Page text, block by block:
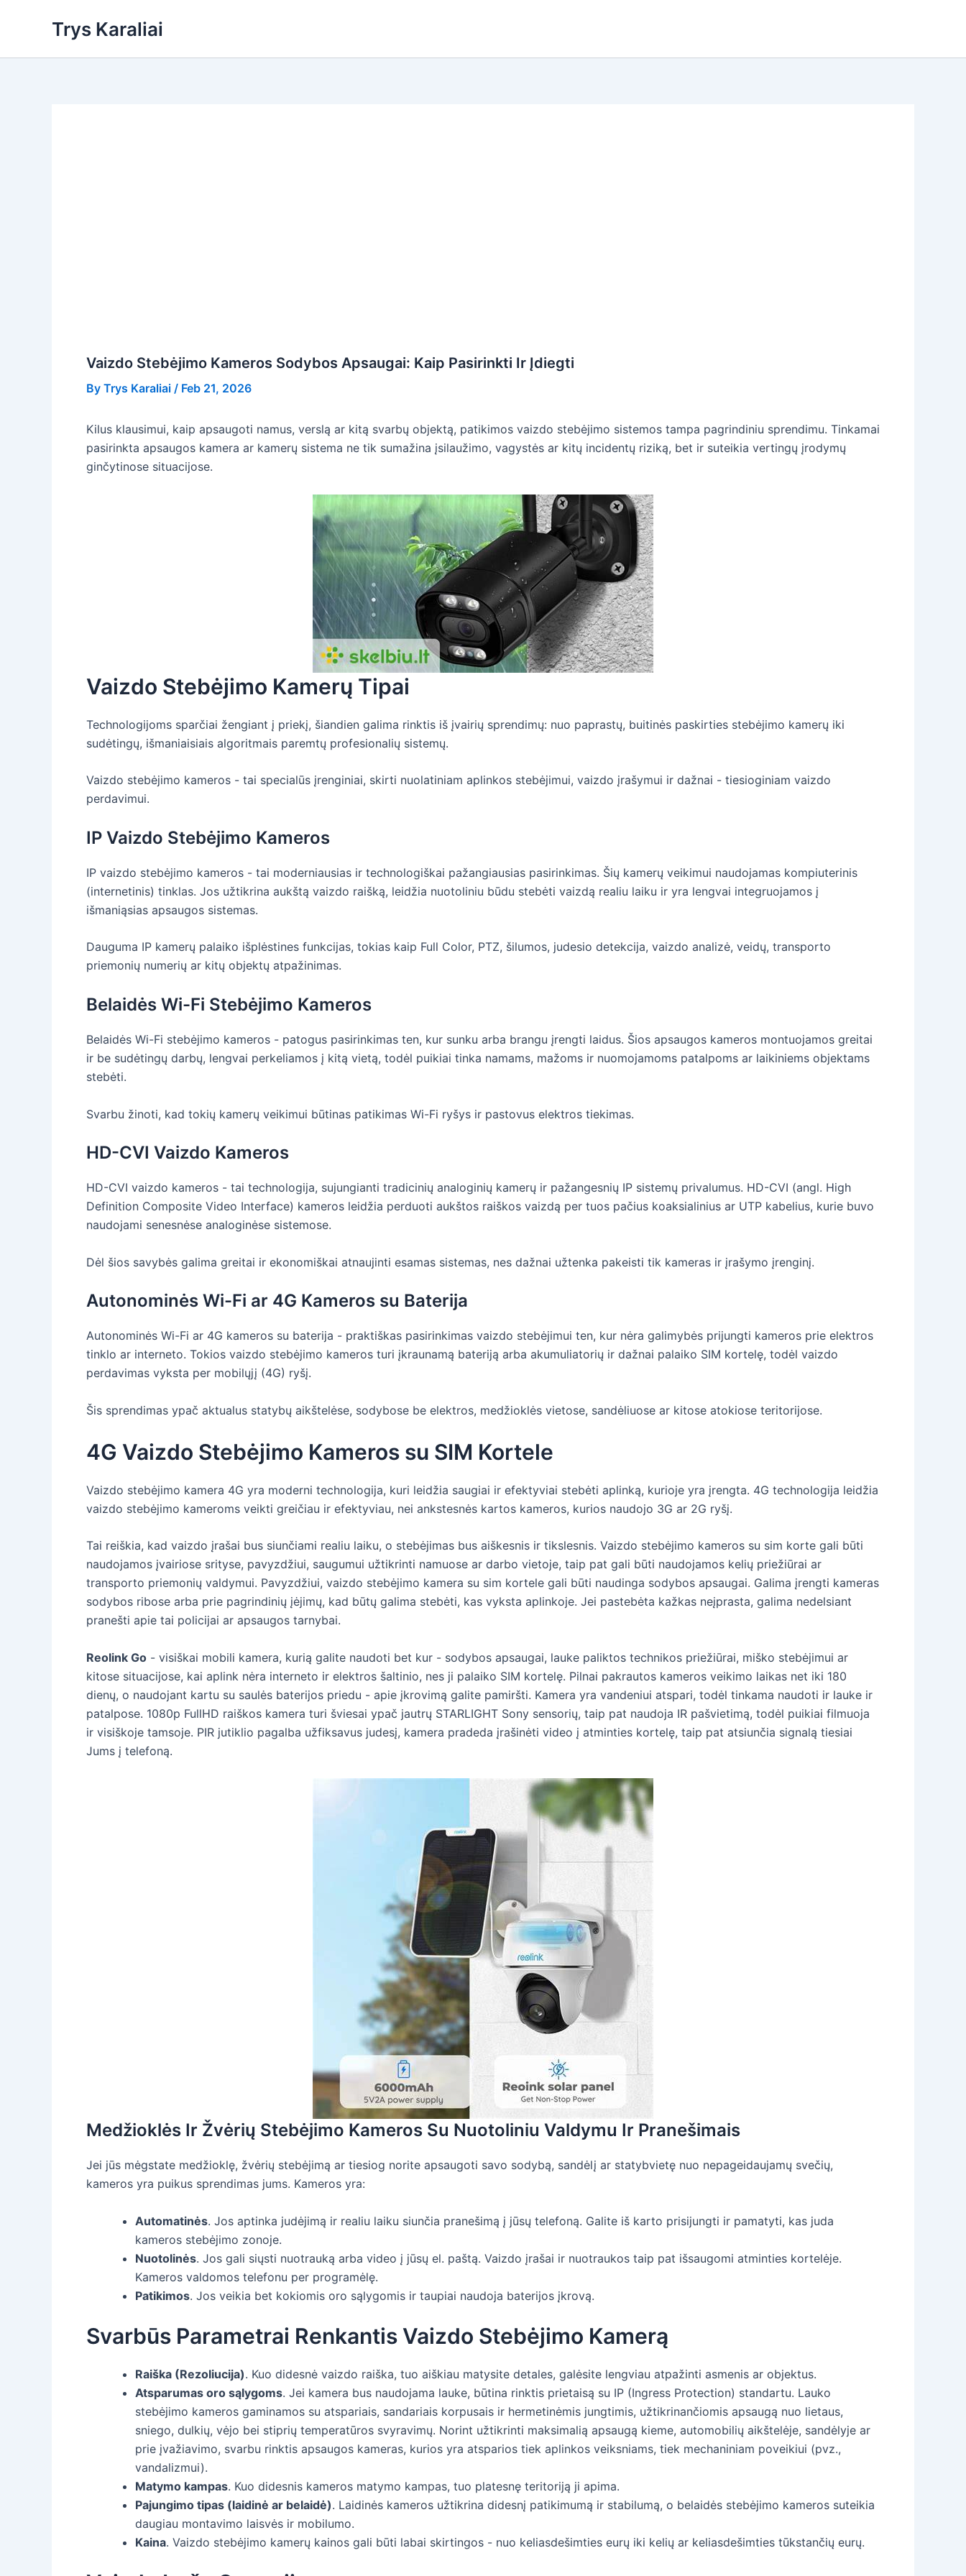
Trys Karaliai
Vaizdo Stebėjimo Kameros Sodybos Apsaugai: Kaip Pasirinkti Ir Įdiegti
By Trys Karaliai / Feb 21, 2026
Kilus klausimui, kaip apsaugoti namus, verslą ar kitą svarbų objektą, patikimos vaizdo stebėjimo sistemos tampa pagrindiniu sprendimu. Tinkamai
pasirinkta apsaugos kamera ar kamerų sistema ne tik sumažina įsilaužimo, vagystės ar kitų incidentų riziką, bet ir suteikia vertingų įrodymų
ginčytinose situacijose.
Vaizdo Stebėjimo Kamerų Tipai
Technologijoms sparčiai žengiant į priekį, šiandien galima rinktis iš įvairių sprendimų: nuo paprastų, buitinės paskirties stebėjimo kamerų iki
sudėtingų, išmaniaisiais algoritmais paremtų profesionalių sistemų.
Vaizdo stebėjimo kameros - tai specialūs įrenginiai, skirti nuolatiniam aplinkos stebėjimui, vaizdo įrašymui ir dažnai - tiesioginiam vaizdo
perdavimui.
IP Vaizdo Stebėjimo Kameros
IP vaizdo stebėjimo kameros - tai moderniausias ir technologiškai pažangiausias pasirinkimas. Šių kamerų veikimui naudojamas kompiuterinis
(internetinis) tinklas. Jos užtikrina aukštą vaizdo raišką, leidžia nuotoliniu būdu stebėti vaizdą realiu laiku ir yra lengvai integruojamos į
išmaniąsias apsaugos sistemas.
Dauguma IP kamerų palaiko išplėstines funkcijas, tokias kaip Full Color, PTZ, šilumos, judesio detekcija, vaizdo analizė, veidų, transporto
priemonių numerių ar kitų objektų atpažinimas.
Belaidės Wi-Fi Stebėjimo Kameros
Belaidės Wi-Fi stebėjimo kameros - patogus pasirinkimas ten, kur sunku arba brangu įrengti laidus. Šios apsaugos kameros montuojamos greitai
ir be sudėtingų darbų, lengvai perkeliamos į kitą vietą, todėl puikiai tinka namams, mažoms ir nuomojamoms patalpoms ar laikiniems objektams
stebėti.
Svarbu žinoti, kad tokių kamerų veikimui būtinas patikimas Wi-Fi ryšys ir pastovus elektros tiekimas.
HD-CVI Vaizdo Kameros
HD-CVI vaizdo kameros - tai technologija, sujungianti tradicinių analoginių kamerų ir pažangesnių IP sistemų privalumus. HD-CVI (angl. High
Definition Composite Video Interface) kameros leidžia perduoti aukštos raiškos vaizdą per tuos pačius koaksialinius ar UTP kabelius, kurie buvo
naudojami senesnėse analoginėse sistemose.
Dėl šios savybės galima greitai ir ekonomiškai atnaujinti esamas sistemas, nes dažnai užtenka pakeisti tik kameras ir įrašymo įrenginį.
Autonominės Wi-Fi ar 4G Kameros su Baterija
Autonominės Wi-Fi ar 4G kameros su baterija - praktiškas pasirinkimas vaizdo stebėjimui ten, kur nėra galimybės prijungti kameros prie elektros
tinklo ar interneto. Tokios vaizdo stebėjimo kameros turi įkraunamą bateriją arba akumuliatorių ir dažnai palaiko SIM kortelę, todėl vaizdo
perdavimas vyksta per mobilųjį (4G) ryšį.
Šis sprendimas ypač aktualus statybų aikštelėse, sodybose be elektros, medžioklės vietose, sandėliuose ar kitose atokiose teritorijose.
4G Vaizdo Stebėjimo Kameros su SIM Kortele
Vaizdo stebėjimo kamera 4G yra moderni technologija, kuri leidžia saugiai ir efektyviai stebėti aplinką, kurioje yra įrengta. 4G technologija leidžia
vaizdo stebėjimo kameroms veikti greičiau ir efektyviau, nei ankstesnės kartos kameros, kurios naudojo 3G ar 2G ryšį.
Tai reiškia, kad vaizdo įrašai bus siunčiami realiu laiku, o stebėjimas bus aiškesnis ir tikslesnis. Vaizdo stebėjimo kameros su sim korte gali būti
naudojamos įvairiose srityse, pavyzdžiui, saugumui užtikrinti namuose ar darbo vietoje, taip pat gali būti naudojamos kelių priežiūrai ar
transporto priemonių valdymui. Pavyzdžiui, vaizdo stebėjimo kamera su sim kortele gali būti naudinga sodybos apsaugai. Galima įrengti kameras
sodybos ribose arba prie pagrindinių įėjimų, kad būtų galima stebėti, kas vyksta aplinkoje. Jei pastebėta kažkas neįprasta, galima nedelsiant
pranešti apie tai policijai ar apsaugos tarnybai.
Reolink Go - visiškai mobili kamera, kurią galite naudoti bet kur - sodybos apsaugai, lauke paliktos technikos priežiūrai, miško stebėjimui ar
kitose situacijose, kai aplink nėra interneto ir elektros šaltinio, nes ji palaiko SIM kortelę. Pilnai pakrautos kameros veikimo laikas net iki 180
dienų, o naudojant kartu su saulės baterijos priedu - apie įkrovimą galite pamiršti. Kamera yra vandeniui atspari, todėl tinkama naudoti ir lauke ir
patalpose. 1080p FullHD raiškos kamera turi šviesai ypač jautrų STARLIGHT Sony sensorių, taip pat naudoja IR pašvietimą, todėl puikiai filmuoja
ir visiškoje tamsoje. PIR jutiklio pagalba užfiksavus judesį, kamera pradeda įrašinėti video į atminties kortelę, taip pat atsiunčia signalą tiesiai
Jums į telefoną.
Medžioklės Ir Žvėrių Stebėjimo Kameros Su Nuotoliniu Valdymu Ir Pranešimais
Jei jūs mėgstate medžioklę, žvėrių stebėjimą ar tiesiog norite apsaugoti savo sodybą, sandėlį ar statybvietę nuo nepageidaujamų svečių,
kameros yra puikus sprendimas jums. Kameros yra:
Automatinės. Jos aptinka judėjimą ir realiu laiku siunčia pranešimą į jūsų telefoną. Galite iš karto prisijungti ir pamatyti, kas juda
kameros stebėjimo zonoje.
Nuotolinės. Jos gali siųsti nuotrauką arba video į jūsų el. paštą. Vaizdo įrašai ir nuotraukos taip pat išsaugomi atminties kortelėje.
Kameros valdomos telefonu per programėlę.
Patikimos. Jos veikia bet kokiomis oro sąlygomis ir taupiai naudoja baterijos įkrovą.
Svarbūs Parametrai Renkantis Vaizdo Stebėjimo Kamerą
Raiška (Rezoliucija). Kuo didesnė vaizdo raiška, tuo aiškiau matysite detales, galėsite lengviau atpažinti asmenis ar objektus.
Atsparumas oro sąlygoms. Jei kamera bus naudojama lauke, būtina rinktis prietaisą su IP (Ingress Protection) standartu. Lauko
stebėjimo kameros gaminamos su atspariais, sandariais korpusais ir hermetinėmis jungtimis, užtikrinančiomis apsaugą nuo lietaus,
sniego, dulkių, vėjo bei stiprių temperatūros svyravimų. Norint užtikrinti maksimalią apsaugą kieme, automobilių aikštelėje, sandėlyje ar
prie įvažiavimo, svarbu rinktis apsaugos kameras, kurios yra atsparios tiek aplinkos veiksniams, tiek mechaniniam poveikiui (pvz.,
vandalizmui).
Matymo kampas. Kuo didesnis kameros matymo kampas, tuo platesnę teritoriją ji apima.
Pajungimo tipas (laidinė ar belaidė). Laidinės kameros užtikrina didesnį patikimumą ir stabilumą, o belaidės stebėjimo kameros suteikia
daugiau montavimo laisvės ir mobilumo.
Kaina. Vaizdo stebėjimo kamerų kainos gali būti labai skirtingos - nuo keliasdešimties eurų iki kelių ar keliasdešimties tūkstančių eurų.